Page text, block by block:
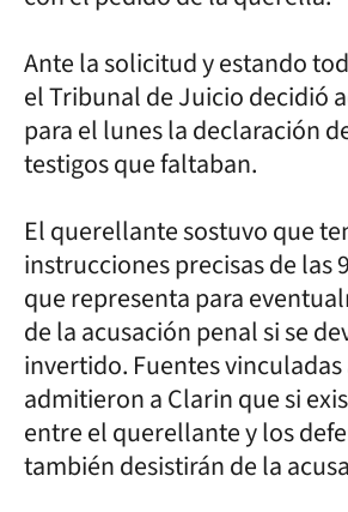
Ante la solicitud y estando
el Tribunal de Juicio decidió
para el lunes la declaración
testigos que faltaban.
El querellante sostuvo que
instrucciones precisas de las
que representa para
de la acusación penal si se
invertido. Fuentes vinculadas
admitieron a Clarin que si
entre el querellante y los
también desistirán de la